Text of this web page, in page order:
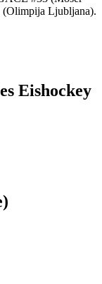
Ljubljana).
Eishockey